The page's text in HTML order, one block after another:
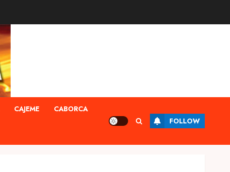
CAJEME CABORCA
FOLLOW